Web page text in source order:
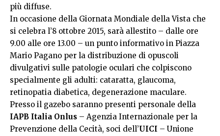
più diffuse.
In occasione della Giornata Mondiale della Vista che
si celebra l’8 ottobre 2015, sarà allestito – dalle ore
9.00 alle ore 13.00 – un punto informativo in Piazza
Mario Pagano per la distribuzione di opuscoli
divulgativi sulle patologie oculari che colpiscono
specialmente gli adulti: cataratta, glaucoma,
retinopatia diabetica, degenerazione maculare.
Presso il gazebo saranno presenti personale della
IAPB Italia Onlus – Agenzia Internazionale per la
Prevenzione della Cecità, soci dell’UICI – Unione